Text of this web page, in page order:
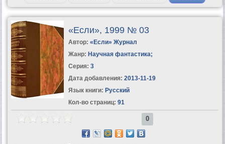
«Если», 1999 № 03
Автор: «Если» Журнал
Жанр: Научная фантастика;
Серия: 3
Дата добавления: 2013-11-19
Язык книги: Русский
Кол-во страниц: 91
0